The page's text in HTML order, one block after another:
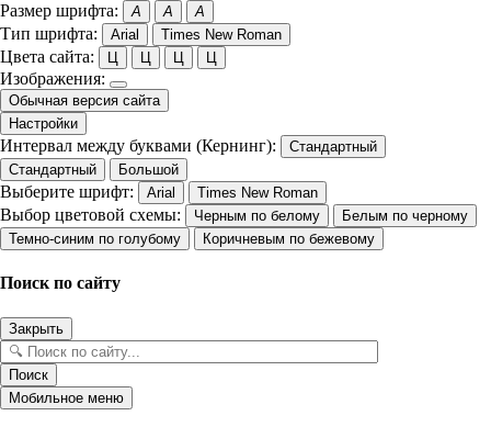
Размер шрифта: A A A
Тип шрифта: Arial Times New Roman
Цвета сайта: Ц Ц Ц Ц
Изображения:
Обычная версия сайта
Настройки
Интервал между буквами (Кернинг):
Стандартный
Стандартный
Большой
Выберите шрифт: Arial Times New Roman
Выбор цветовой схемы: Черным по белому
Белым по черному
Темно-синим по голубому
Коричневым по бежевому
Поиск по сайту
Закрыть
Поиск
Мобильное меню